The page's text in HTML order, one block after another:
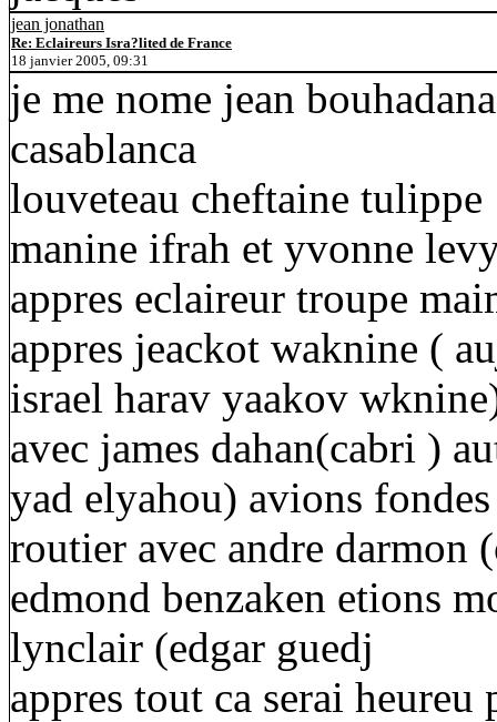
jean jonathan
Re: Eclaireurs Isra?lited de France
18 janvier 2005, 09:31
je me nome jean
casablanca
louveteau cheftaine
manine ifrah et yvonne
appres eclaireur troupe
appres jeackot waknine (
israel harav yaakov
avec james dahan(cabri )
yad elyahou) avions
routier avec andre darmon
edmond benzaken etions
lynclair (edgar guedj
appres tout ca serai